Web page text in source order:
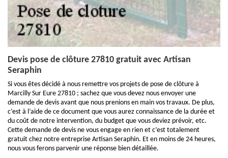
Devis pose de clôture 27810 gratuit avec Artisan
Seraphin
Si vous êtes décidé à nous remettre vos projets de pose de clôture à
Marcilly Sur Eure 27810 ; sachez que vous devez nous envoyer une
demande de devis avant que nous prenions en main vos travaux. De plus,
c’est à l’aide de ce document que vous aurez connaissance de la durée et
du coût de notre intervention, du budget que vous deviez prévoir, etc.
Cette demande de devis ne vous engage en rien et c’est totalement
gratuit chez notre entreprise Artisan Seraphin. Et en moins de 24 heures,
nous vous ferons parvenir une réponse bien détaillée.